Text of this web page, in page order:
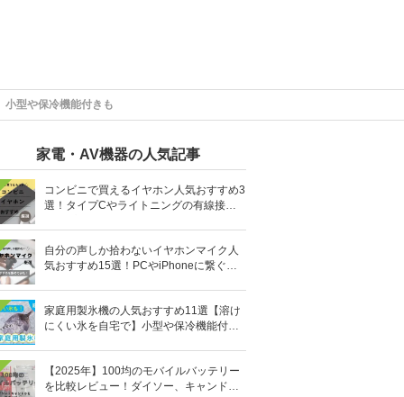
小型や保冷機能付きも
家電・AV機器の人気記事
コンビニで買えるイヤホン人気おすすめ3
選！タイプCやライトニングの有線接続
自分の声しか拾わないイヤホンマイク人
気おすすめ15選！PCやiPhoneに繋ぐ有
家庭用製氷機の人気おすすめ11選【溶け
にくい氷を自宅で】小型や保冷機能付き
【2025年】100均のモバイルバッテリー
を比較レビュー！ダイソー、キャンドゥ